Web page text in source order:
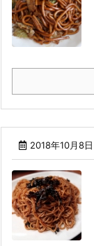
2018年10月8日